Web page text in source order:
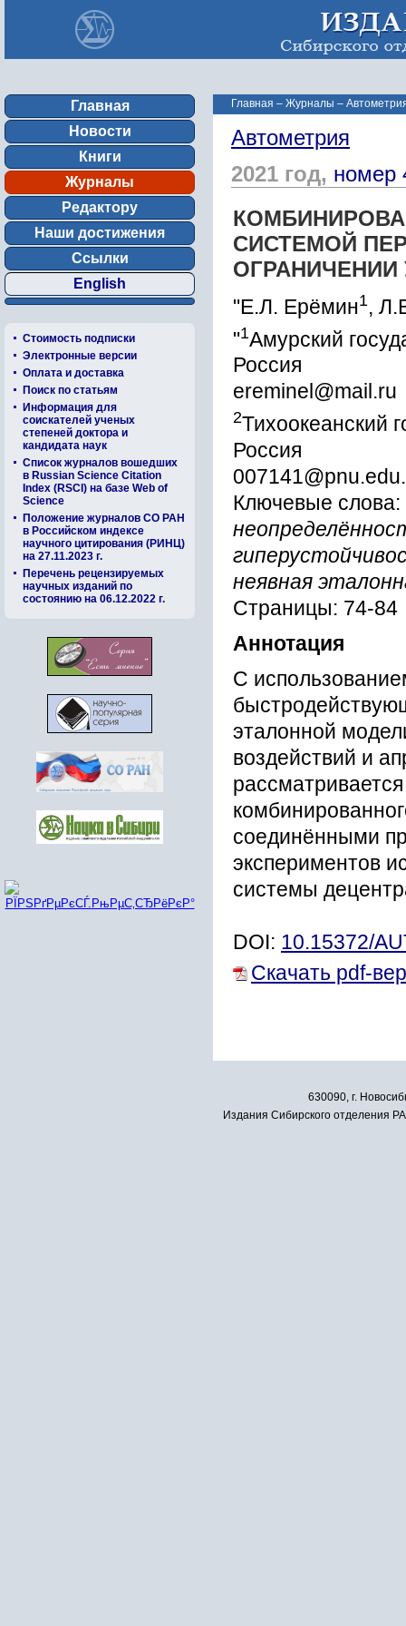
Главная
Новости
Книги
Журналы
Редактору
Наши достижения
Ссылки
English
Стоимость подписки
Электронные версии
Оплата и доставка
Поиск по статьям
Информация для
соискателей ученых
степеней доктора и
кандидата наук
Список журналов вошедших
в Russian Science Citation
Index (RSCI) на базе Web of
Science
Положение журналов СО РАН
в Российском индексе
научного цитирования (РИНЦ)
на 27.11.2023 г.
Перечень рецензируемых
научных изданий по
состоянию на 06.12.2022 г.
Главная – Журналы –
Автометрия
2021 год, номер
СИСТЕМОЙ
"Е.Л. Ерёмин1,
"1Амурский
Россия
ereminel@mail.ru
2Тихоокеанский
Россия
Ключевые слова:
неявная
Страницы: 74-84
Аннотация
С
эталонной
воздействий и
соединёнными
экспериментов
системы
DOI: 10.15372/
Скачать pdf-
630090, г.
Издания Сибирского отделения